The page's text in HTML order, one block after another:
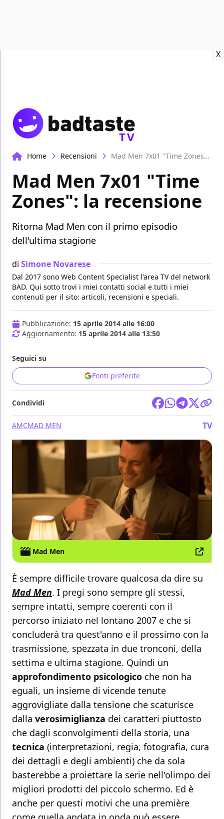
X
TV
Home Recensioni Mad Men 7x01 "Time Zones": la recensione
Mad Men 7x01 "Time
Zones": la recensione
Ritorna Mad Men con il primo episodio
dell'ultima stagione
di Simone Novarese
Dal 2017 sono Web Content Specialist l'area TV del network
BAD. Qui sotto trovi i miei contatti social e tutti i miei
contenuti per il sito: articoli, recensioni e speciali.
Pubblicazione: 15 aprile 2014 alle 16:00
Aggiornamento: 15 aprile 2014 alle 13:50
Seguici su
Fonti preferite
Condividi
AMCMAD MEN TV
Mad Men
È sempre difficile trovare qualcosa da dire su
Mad Men. I pregi sono sempre gli stessi,
sempre intatti, sempre coerenti con il
percorso iniziato nel lontano 2007 e che si
concluderà tra quest'anno e il prossimo con la
trasmissione, spezzata in due tronconi, della
settima e ultima stagione. Quindi un
approfondimento psicologico che non ha
eguali, un insieme di vicende tenute
aggrovigliate dalla tensione che scaturisce
dalla verosimiglianza dei caratteri piuttosto
che dagli sconvolgimenti della storia, una
tecnica (interpretazioni, regia, fotografia, cura
dei dettagli e degli ambienti) che da sola
basterebbe a proiettare la serie nell'olimpo dei
migliori prodotti del piccolo schermo. Ed è
anche per questi motivi che una première